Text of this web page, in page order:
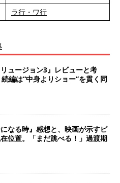
ラ行・ワ行
リュージョン3』レビューと考
編は“中身よりショー”を貫く同
になる時』感想と、映画が示すピ
位置。「まだ跳べる！」過渡期